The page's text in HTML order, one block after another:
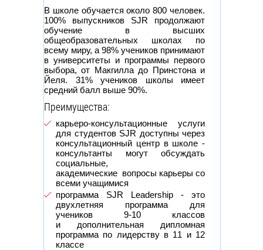
В школе обучается около 800 человек.
100% выпускников SJR продолжают
обучение в высших
общеобразовательных школах по
всему миру, а 98% учеников принимают
в университеты и программы первого
выбора, от Макгилла до Принстона и
Йеля. 31% учеников школы имеет
средний балл выше 90%.
Преимущества:
карьеро-консультационные услуги
для студентов SJR доступны через
консультационный центр в школе -
консультанты могут обсуждать
социальные,
академические вопросы карьеры со
всеми учащимися
программа SJR Leadership - это
двухлетняя программа для
учеников 9-10 классов
и дополнительная дипломная
программа по лидерству в 11 и 12
классе